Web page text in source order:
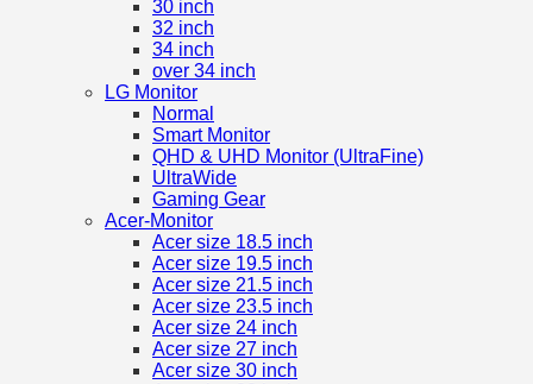
30 inch
32 inch
34 inch
over 34 inch
LG Monitor
Normal
Smart Monitor
QHD & UHD Monitor (UltraFine)
UltraWide
Gaming Gear
Acer-Monitor
Acer size 18.5 inch
Acer size 19.5 inch
Acer size 21.5 inch
Acer size 23.5 inch
Acer size 24 inch
Acer size 27 inch
Acer size 30 inch